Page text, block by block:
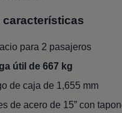
para 2 pasajeros
útil de 667 kg
de caja de 1,655 mm
de acero de 15” con